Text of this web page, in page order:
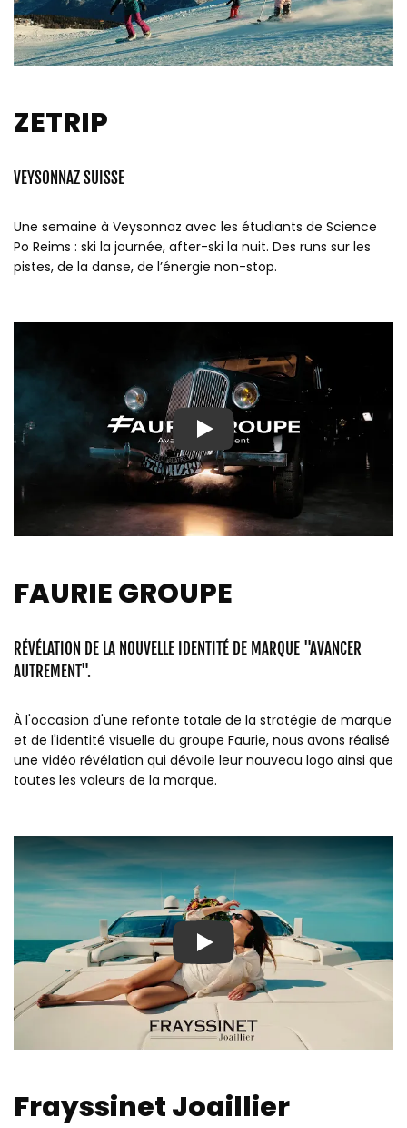
ZETRIP
VEYSONNAZ SUISSE
Une semaine à Veysonnaz avec les étudiants de Science
Po Reims : ski la journée, after-ski la nuit. Des runs sur les
pistes, de la danse, de l’énergie non-stop.
Play
FAURIE GROUPE
RÉVÉLATION DE LA NOUVELLE IDENTITÉ DE MARQUE "AVANCER
AUTREMENT".
À l'occasion d'une refonte totale de la stratégie de marque
et de l'identité visuelle du groupe Faurie, nous avons réalisé
une vidéo révélation qui dévoile leur nouveau logo ainsi que
toutes les valeurs de la marque.
Play
Frayssinet Joaillier